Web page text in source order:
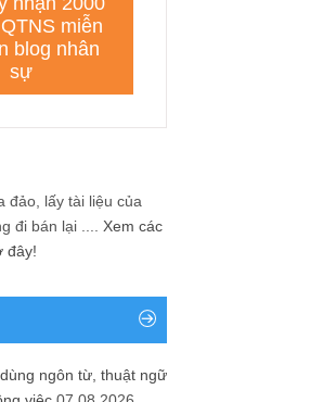
đảo, lấy tài liệu của
đi bán lại .... Xem các
đây!
ngôn từ, thuật ngữ